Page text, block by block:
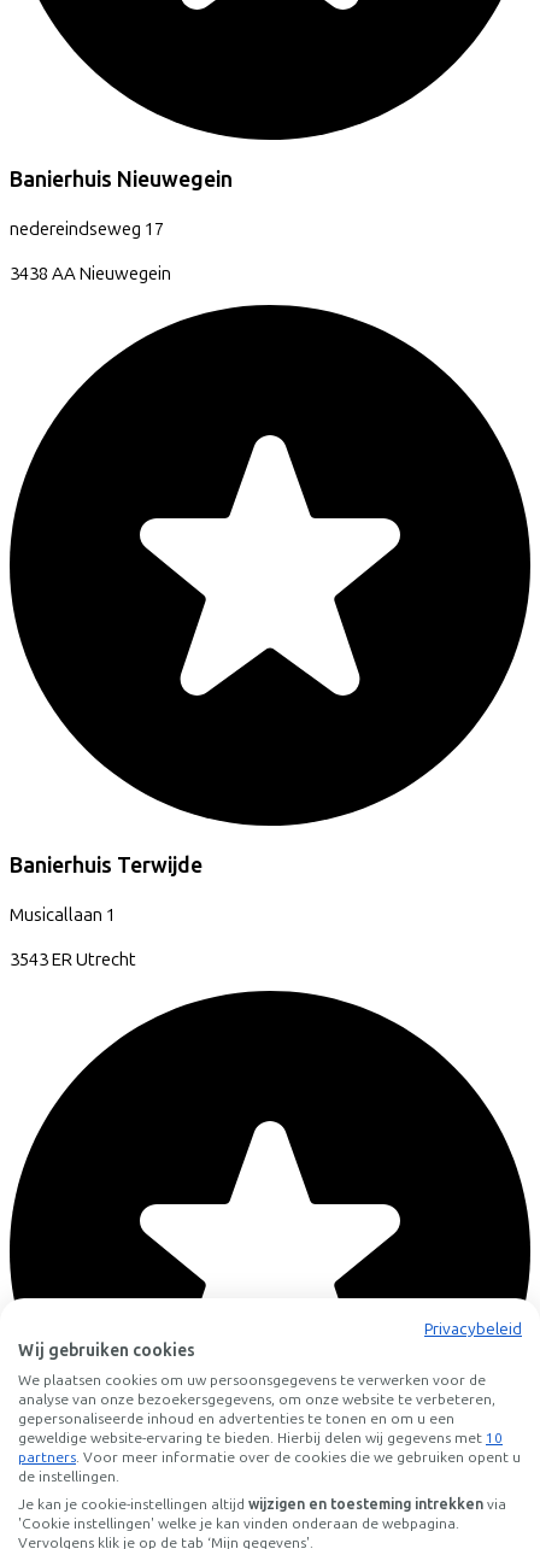
Banierhuis Nieuwegein
nedereindseweg 17
3438 AANieuwegein
Banierhuis Terwijde
Musicallaan 1
3543 ERUtrecht
Privacybeleid
Wij gebruiken cookies
We plaatsen cookies om uw persoonsgegevens te verwerken voor de
analyse van onze bezoekersgegevens, om onze website te verbeteren,
gepersonaliseerde inhoud en advertenties te tonen en om u een
geweldige website-ervaring te bieden. Hierbij delen wij gegevens met 10
partners. Voor meer informatie over de cookies die we gebruiken opent u
de instellingen.
Je kan je cookie-instellingen altijd wijzigen en toesteming intrekken via
'Cookie instellingen' welke je kan vinden onderaan de webpagina.
Vervolgens klik je op de tab ‘Mijn gegevens'.